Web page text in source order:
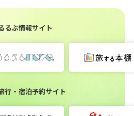
るぶ情報サイト
行・宿泊予約サイト